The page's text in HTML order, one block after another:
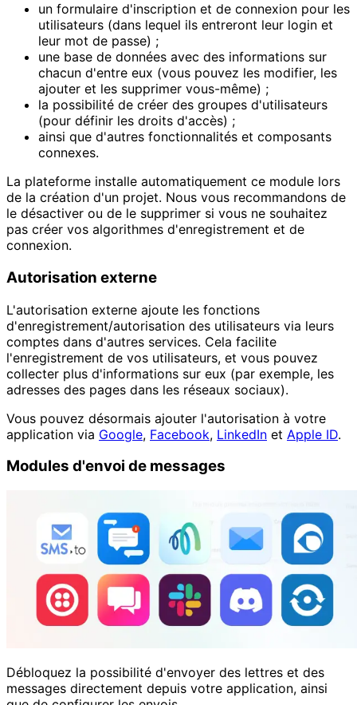
un formulaire d'inscription et de connexion pour les
utilisateurs (dans lequel ils entreront leur login et
leur mot de passe) ;
une base de données avec des informations sur
chacun d'entre eux (vous pouvez les modifier, les
ajouter et les supprimer vous-même) ;
la possibilité de créer des groupes d'utilisateurs
(pour définir les droits d'accès) ;
ainsi que d'autres fonctionnalités et composants
connexes.
La plateforme installe automatiquement ce module lors
de la création d'un projet. Nous vous recommandons de
le désactiver ou de le supprimer si vous ne souhaitez
pas créer vos algorithmes d'enregistrement et de
connexion.
Autorisation externe
L'autorisation externe ajoute les fonctions
d'enregistrement/autorisation des utilisateurs via leurs
comptes dans d'autres services. Cela facilite
l'enregistrement de vos utilisateurs, et vous pouvez
collecter plus d'informations sur eux (par exemple, les
adresses des pages dans les réseaux sociaux).
Vous pouvez désormais ajouter l'autorisation à votre
application via Google, Facebook, LinkedIn et Apple ID.
Modules d'envoi de messages
Débloquez la possibilité d'envoyer des lettres et des
messages directement depuis votre application, ainsi